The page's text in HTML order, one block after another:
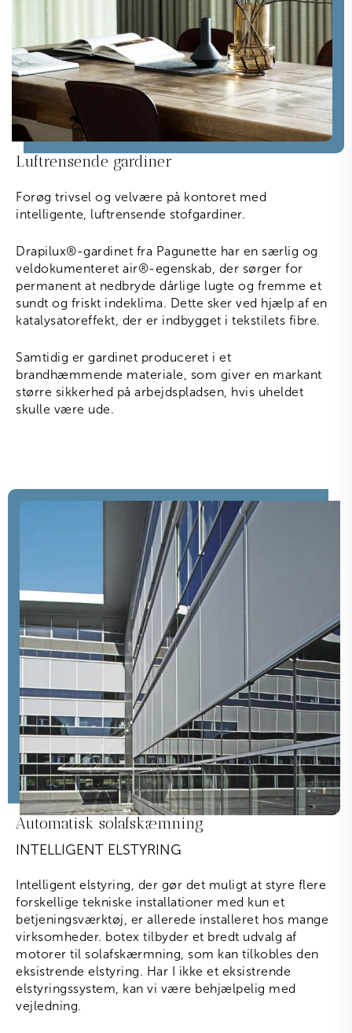
Luftrensende gardiner
Forøg trivsel og velvære på kontoret med
intelligente, luftrensende stofgardiner.
Drapilux®-gardinet fra Pagunette har en særlig og
veldokumenteret air®-egenskab, der sørger for
permanent at nedbryde dårlige lugte og fremme et
sundt og friskt indeklima. Dette sker ved hjælp af en
katalysatoreffekt, der er indbygget i tekstilets fibre.
Samtidig er gardinet produceret i et
brandhæmmende materiale, som giver en markant
større sikkerhed på arbejdspladsen, hvis uheldet
skulle være ude.
Automatisk solafskæmning
INTELLIGENT ELSTYRING
Intelligent elstyring, der gør det muligt at styre flere
forskellige tekniske installationer med kun et
betjeningsværktøj, er allerede installeret hos mange
virksomheder. botex tilbyder et bredt udvalg af
motorer til solafskærmning, som kan tilkobles den
eksistrende elstyring. Har I ikke et eksistrende
elstyringssystem, kan vi være behjælpelig med
vejledning.